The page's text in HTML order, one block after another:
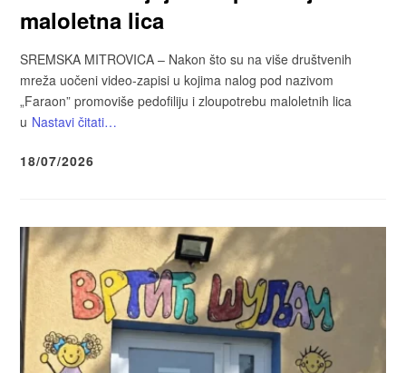
maloletna lica
SREMSKA MITROVICA – Nakon što su na više društvenih
mreža uočeni video-zapisi u kojima nalog pod nazivom
„Faraon” promoviše pedofiliju i zloupotrebu maloletnih lica
u Nastavi čitati…
18/07/2026